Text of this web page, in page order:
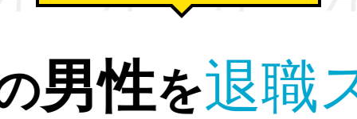
ら解放。